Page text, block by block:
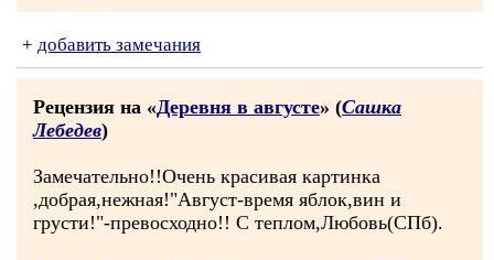
+ добавить замечания
Рецензия на «Деревня в августе» (Сашка
Лебедев)
Замечательно!!Очень красивая картинка
,добрая,нежная!"Август-время яблок,вин и
грусти!"-превосходно!! С теплом,Любовь(СПб).